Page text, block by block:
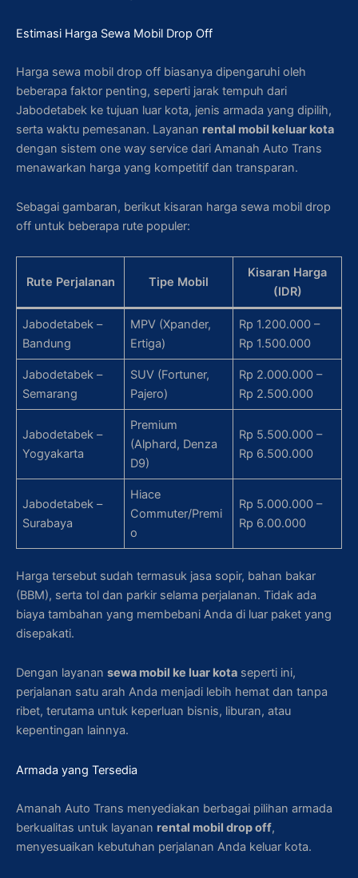
Estimasi Harga Sewa Mobil Drop Off
Harga sewa mobil drop off biasanya dipengaruhi oleh
beberapa faktor penting, seperti jarak tempuh dari
Jabodetabek ke tujuan luar kota, jenis armada yang dipilih,
serta waktu pemesanan. Layanan rental mobil keluar kota
dengan sistem one way service dari Amanah Auto Trans
menawarkan harga yang kompetitif dan transparan.
Sebagai gambaran, berikut kisaran harga sewa mobil drop
off untuk beberapa rute populer:
Rute Perjalanan Tipe Mobil
Kisaran Harga
(IDR)
Jabodetabek –
Bandung
MPV (Xpander,
Ertiga)
Rp 1.200.000 –
Rp 1.500.000
Jabodetabek –
Semarang
SUV (Fortuner,
Pajero)
Rp 2.000.000 –
Rp 2.500.000
Jabodetabek –
Yogyakarta
Premium
(Alphard, Denza
D9)
Rp 5.500.000 –
Rp 6.500.000
Jabodetabek –
Surabaya
Hiace
Commuter/Premi
o
Rp 5.000.000 –
Rp 6.00.000
Harga tersebut sudah termasuk jasa sopir, bahan bakar
(BBM), serta tol dan parkir selama perjalanan. Tidak ada
biaya tambahan yang membebani Anda di luar paket yang
disepakati.
Dengan layanan sewa mobil ke luar kota seperti ini,
perjalanan satu arah Anda menjadi lebih hemat dan tanpa
ribet, terutama untuk keperluan bisnis, liburan, atau
kepentingan lainnya.
Armada yang Tersedia
Amanah Auto Trans menyediakan berbagai pilihan armada
berkualitas untuk layanan rental mobil drop off,
menyesuaikan kebutuhan perjalanan Anda keluar kota.